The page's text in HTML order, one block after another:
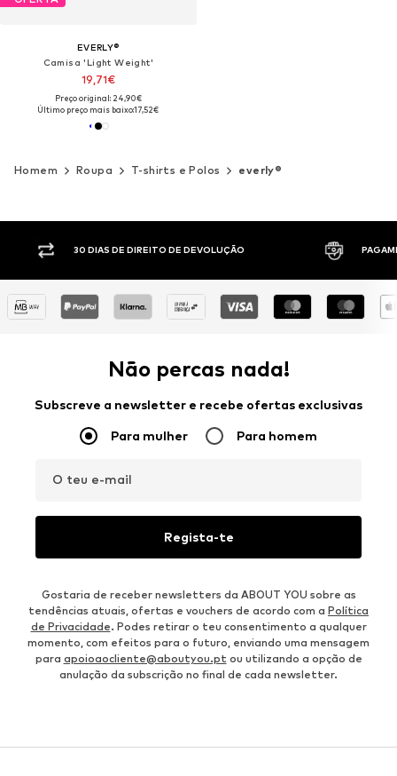
EVERLY®
Camisa 'Light Weight'
19,71€
Preço original: 24,90€
Último preço mais baixo:17,52€
Homem Roupa T-shirts e Polos everly®
30 DIAS DE DIREITO DE DEVOLUÇÃO
Não percas nada!
Subscreve a newsletter e recebe ofertas exclusivas
Para mulher Para homem
O teu e-mail
Regista-te
Gostaria de receber newsletters da ABOUT YOU sobre as
tendências atuais, ofertas e vouchers de acordo com a Política
de Privacidade. Podes retirar o teu consentimento a qualquer
momento, com efeitos para o futuro, enviando uma mensagem
para apoioaocliente@aboutyou.pt ou utilizando a opção de
anulação da subscrição no final de cada newsletter.